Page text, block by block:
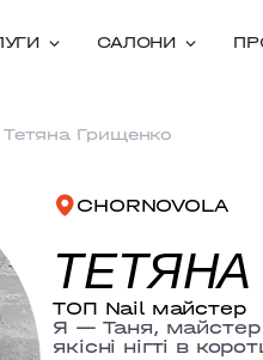
САЛОНИ
Тетяна Грищенко
CHORNOVOLA
ТЕТЯНА
ТОП Nail майстер
Я — Таня, майстер
якісні нігті в